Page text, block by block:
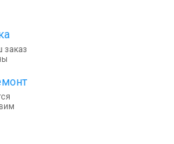
заказ